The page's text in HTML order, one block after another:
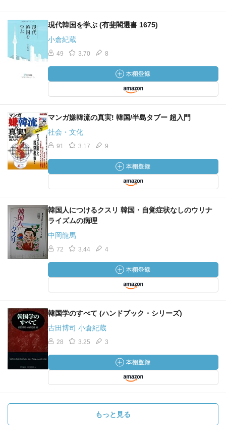
現代韓国を学ぶ (有斐閣選書 1675)
小倉紀蔵
49 3.70 8
マンガ嫌韓流の真実! 韓国/半島タブー 超入門
社会・文化
91 3.17 9
韓国人につけるクスリ 韓国・自覚症状なしのウリナ
ライズムの病理
中岡龍馬
72 3.44 4
韓国学のすべて (ハンドブック・シリーズ)
古田博司 小倉紀蔵
28 3.25 3
もっと見る